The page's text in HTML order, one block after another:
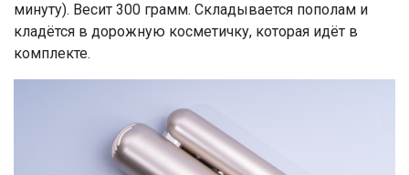
минуту). Весит 300 грамм. Складывается пополам и
кладётся в дорожную косметичку, которая идёт в
комплекте.